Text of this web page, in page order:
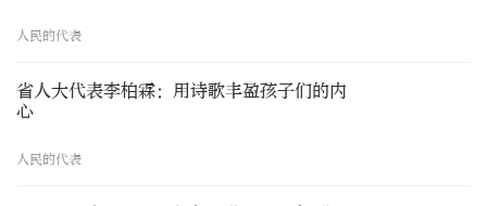
人民的代表
省人大代表李柏霖：用诗歌丰盈孩子们的内
心
人民的代表